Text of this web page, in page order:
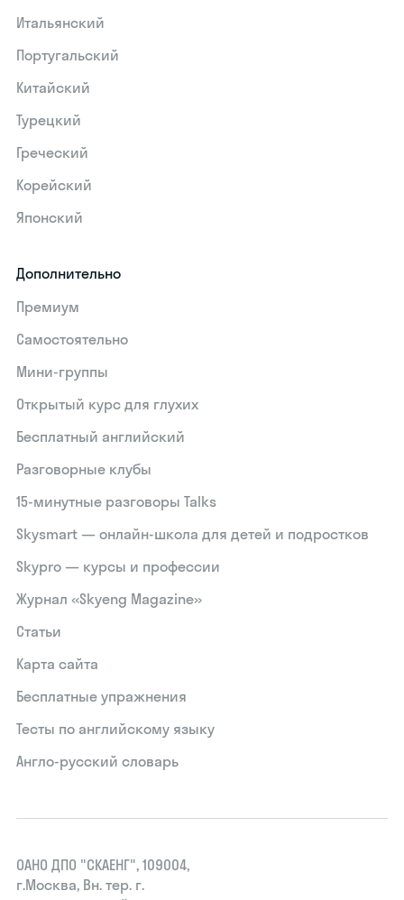
Итальянский
Португальский
Китайский
Турецкий
Греческий
Корейский
Японский
Дополнительно
Премиум
Самостоятельно
Мини-группы
Открытый курс для глухих
Бесплатный английский
Разговорные клубы
15‑минутные разговоры Talks
Skysmart — онлайн-школа для детей и подростков
Skypro — курсы и профессии
Журнал «Skyeng Magazine»
Статьи
Карта сайта
Бесплатные упражнения
Тесты по английскому языку
Англо-русский словарь
ОАНО ДПО "СКАЕНГ", 109004,
г.Москва, Вн. тер. г.